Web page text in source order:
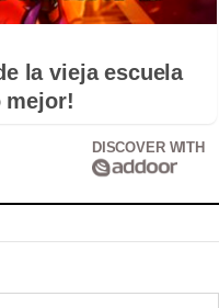
la vieja escuela
mejor!
DISCOVER WITH